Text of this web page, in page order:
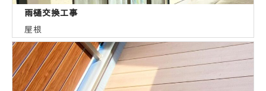
雨樋交換工事
屋根